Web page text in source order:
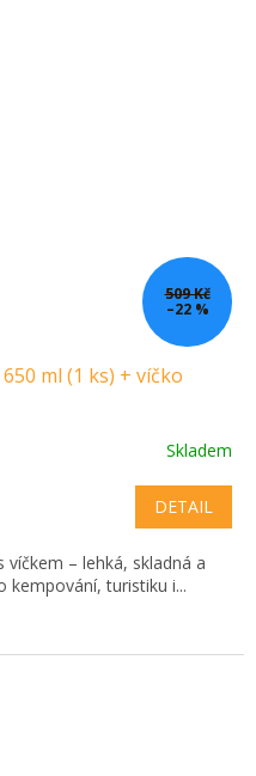
509 Kč
–22 %
ml (1 ks) + víčko
Skladem
DETAIL
víčkem – lehká, skladná a
kempování, turistiku i...